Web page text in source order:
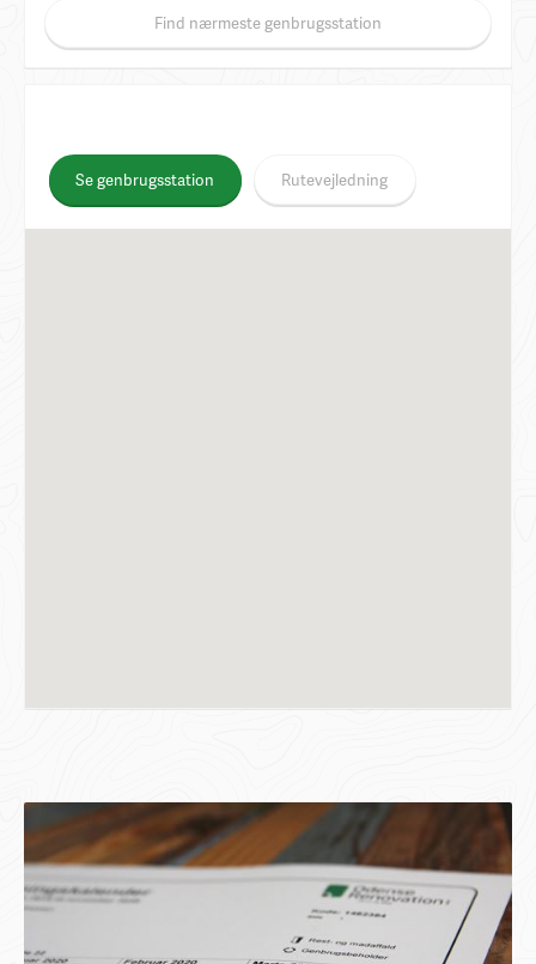
Find nærmeste genbrugsstation
Se genbrugsstation Rutevejledning